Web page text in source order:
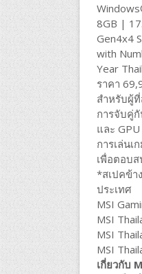
8GB |
Gen4x4
with
Year
ราคา
สำหรับผู้
การจับคู่กั
และ
การเล่น
เพื่อตอบส
*สเปคข้า
ประเทศ
MSI
MSI
MSI
MSI
เกี่ยวกับ